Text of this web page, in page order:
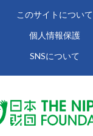
このサイトについて
個人情報保護
SNSについて